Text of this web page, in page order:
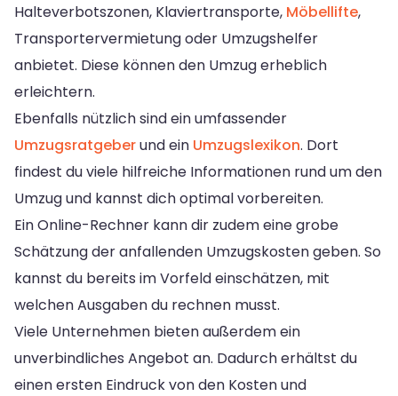
Halteverbotszonen, Klaviertransporte, Möbellifte,
Transportervermietung oder Umzugshelfer
anbietet. Diese können den Umzug erheblich
erleichtern.
Ebenfalls nützlich sind ein umfassender
Umzugsratgeberund ein Umzugslexikon. Dort
findest du viele hilfreiche Informationen rund um den
Umzug und kannst dich optimal vorbereiten.
Ein Online-Rechner kann dir zudem eine grobe
Schätzung der anfallenden Umzugskosten geben. So
kannst du bereits im Vorfeld einschätzen, mit
welchen Ausgaben du rechnen musst.
Viele Unternehmen bieten außerdem ein
unverbindliches Angebot an. Dadurch erhältst du
einen ersten Eindruck von den Kosten und